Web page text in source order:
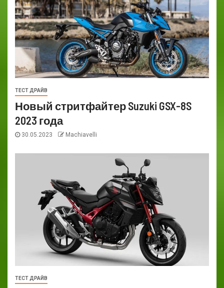
ТЕСТ ДРАЙВ
Новый стритфайтер Suzuki GSX-8S
2023 года
30.05.2023 Machiavelli
ТЕСТ ДРАЙВ